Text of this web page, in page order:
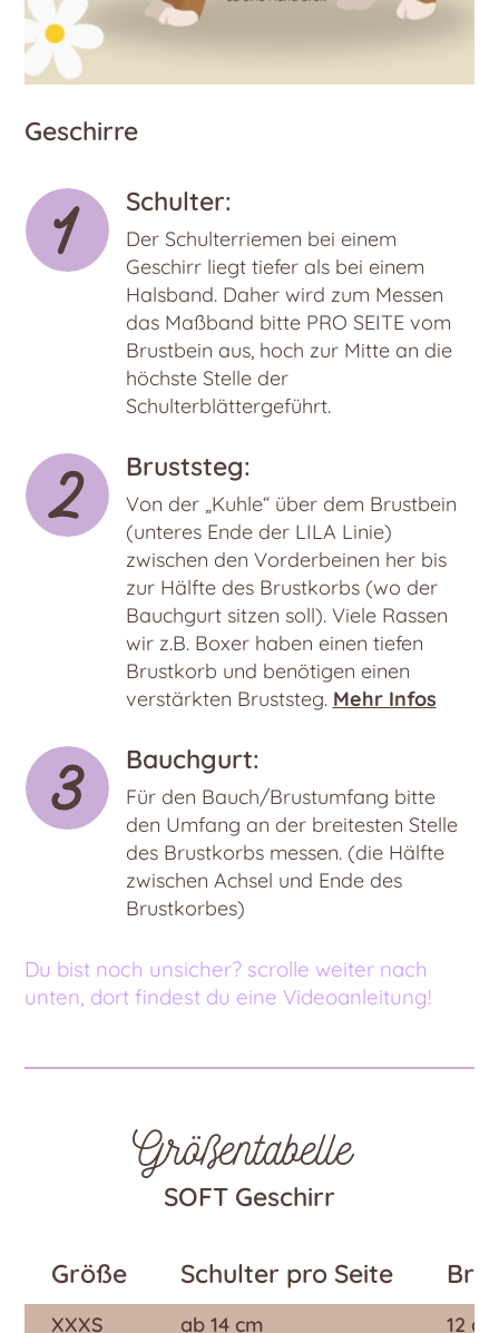
Geschirre
Schulter:
Der Schulterriemen bei einem
Geschirr liegt tiefer als bei einem
Halsband. Daher wird zum Messen
das Maßband bitte PRO SEITE vom
Brustbein aus, hoch zur Mitte an die
höchste Stelle der
Schulterblättergeführt.
Bruststeg:
Von der „Kuhle“ über dem Brustbein
(unteres Ende der LILA Linie)
zwischen den Vorderbeinen her bis
zur Hälfte des Brustkorbs (wo der
Bauchgurt sitzen soll). Viele Rassen
wir z.B. Boxer haben einen tiefen
Brustkorb und benötigen einen
verstärkten Bruststeg. Mehr Infos
Bauchgurt:
Für den Bauch/Brustumfang bitte
den Umfang an der breitesten Stelle
des Brustkorbs messen. (die Hälfte
zwischen Achsel und Ende des
Brustkorbes)
Du bist noch unsicher? scrolle weiter nach
unten, dort findest du eine Videoanleitung!
Größentabelle
SOFT Geschirr
Größe Schulter pro Seite
XXXS ab 14 cm
12